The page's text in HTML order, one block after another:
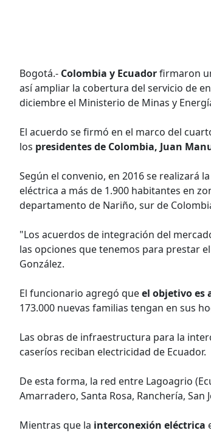
Bogotá.- Colombia y Ecuadorfirmaron
así ampliar la cobertura del servicio de
diciembre el Ministerio de Minas y
El acuerdo se firmó en el marco del
los presidentes de Colombia, Juan
Según el convenio, en 2016 se realizará
eléctrica a más de 1.900 habitantes en
departamento de Nariño, sur de
"Los acuerdos de integración del
las opciones que tenemos para prestar
González.
El funcionario agregó queel objetivo es
173.000 nuevas familias tengan en sus
Las obras de infraestructura para la
caseríos reciban electricidad de Ecuador.
De esta forma, la red entre Lagoagrio
Amarradero, Santa Rosa, Ranchería, San
Mientras que la interconexión eléctrica